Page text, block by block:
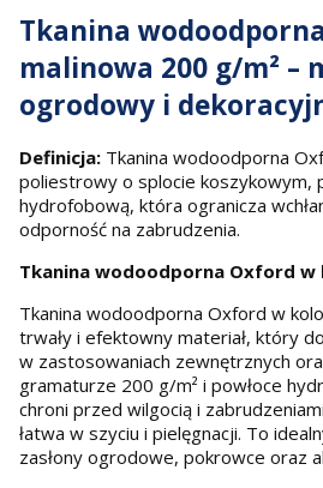
Tkanina
malinowa 200 g/m² –
ogrodowy i
Definicja: Tkanina wodoodporna
poliestrowy o splocie koszykowym,
hydrofobową, która ogranicza
odporność na zabrudzenia.
Tkanina wodoodporna Oxford w
Tkanina wodoodporna Oxford w
trwały i efektowny materiał, który
w zastosowaniach zewnętrznych
gramaturze 200 g/m² i powłoce
chroni przed wilgocią i
łatwa w szyciu i pielęgnacji. To
zasłony ogrodowe, pokrowce oraz